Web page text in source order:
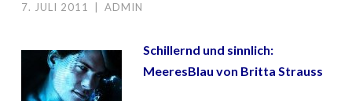
7. JULI 2011 ADMIN
Schillernd und sinnlich:
MeeresBlau von Britta Strauss